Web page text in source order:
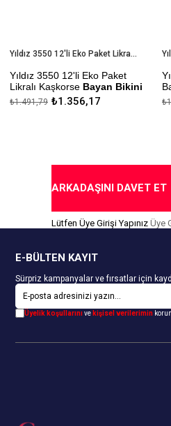
Yıldız 3550 12'li Eko Paket Likralı Kaşkorse Bayan Bikini Külot
Yıldız 3550 12'li Eko Paket
Likralı Kaşkorse Bayan Bikini
Külot
₺1.356,17
₺1.491,79
ARKADAŞINI DAVET ET
Lütfen Üye Girişi Yapınız Üye
E-BÜLTEN KAYIT
Sürpriz kampanyalar ve fırsatlar için
Üyelik koşullarınıve kişisel verilerimin